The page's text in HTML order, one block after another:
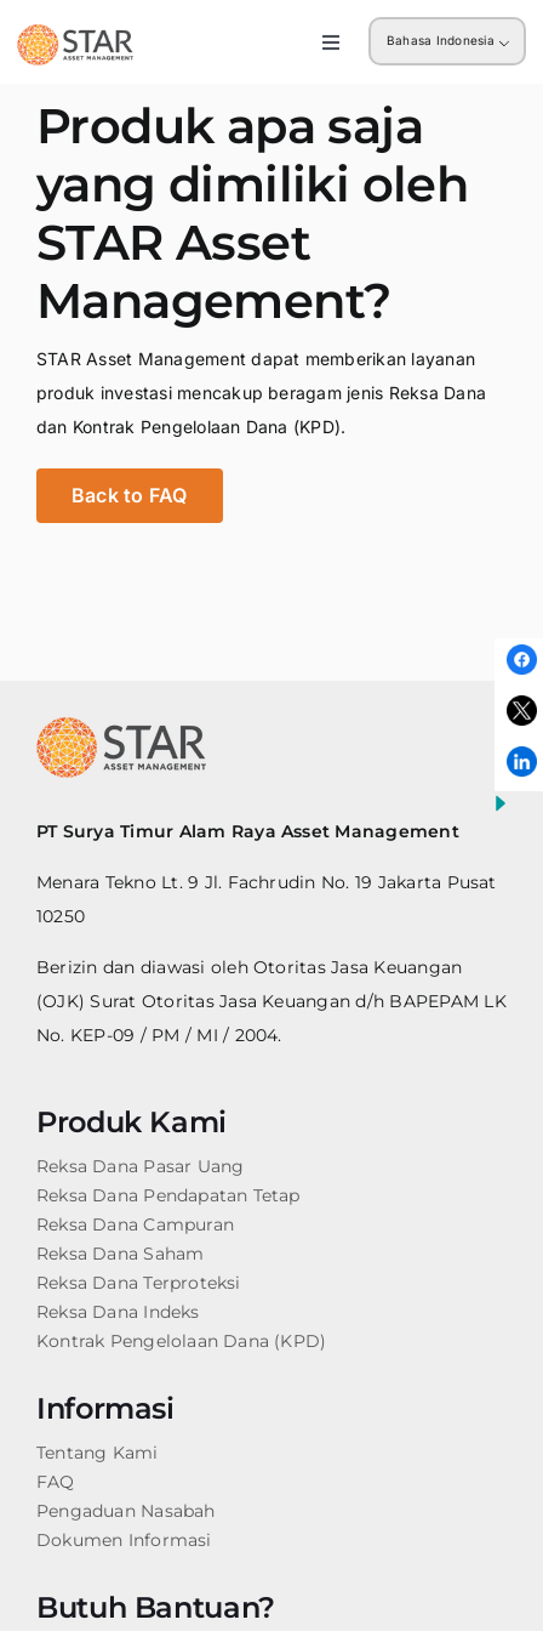
to
Toggle
Ritel
Institusi
Bahasa Indonesia
Produk apa saja
yang dimiliki oleh
STAR Asset
Management?
STAR Asset Management dapat memberikan layanan
produk investasi mencakup beragam jenis Reksa Dana
dan Kontrak Pengelolaan Dana (KPD).
Back to FAQ
PT Surya Timur Alam Raya Asset Management
Menara Tekno Lt. 9 Jl. Fachrudin No. 19 Jakarta Pusat
10250
Berizin dan diawasi oleh Otoritas Jasa Keuangan
(OJK) Surat Otoritas Jasa Keuangan d/h BAPEPAM LK
No. KEP-09 / PM / MI / 2004.
Produk Kami
Reksa Dana Pasar Uang
Reksa Dana Pendapatan Tetap
Reksa Dana Campuran
Reksa Dana Saham
Reksa Dana Terproteksi
Reksa Dana Indeks
Kontrak Pengelolaan Dana (KPD)
Informasi
Tentang Kami
FAQ
Pengaduan Nasabah
Dokumen Informasi
Butuh Bantuan?